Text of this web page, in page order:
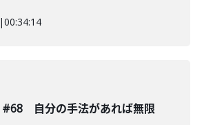
|00:34:14
#68 自分の手法があれば無限